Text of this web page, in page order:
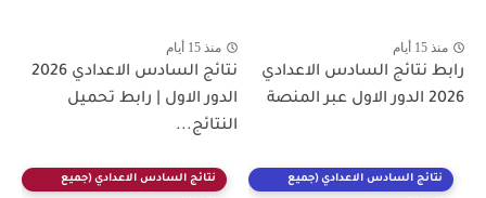
منذ 15 أيام
رابط نتائج السادس الاعدادي
2026 الدور الاول عبر المنصة
منذ 15 أيام
نتائج السادس الاعدادي 2026
الدور الاول | رابط تحميل
النتائج...
نتائج السادس الاعدادي (جميع
نتائج السادس الاعدادي (جميع